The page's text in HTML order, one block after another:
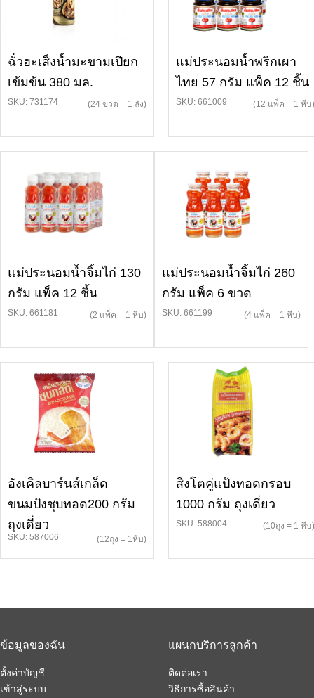
ฉั่วฮะเส็งน้ำมะขามเปียก
เข้มข้น 380 มล.
SKU: 731174 (24 ขวด = 1 ลัง)
แม่ประนอมน้ำพริกเผา
ไทย 57 กรัม แพ็ค 12 ชิ้น
SKU: 661009 (12 แพ็ค = 1 หีบ)
แม่ประนอมน้ำจิ้มไก่ 130
กรัม แพ็ค 12 ชิ้น
SKU: 661181 (2 แพ็ค = 1 หีบ)
แม่ประนอมน้ำจิ้มไก่ 260
กรัม แพ็ค 6 ขวด
SKU: 661199 (4 แพ็ค = 1 หีบ)
อังเคิลบาร์นส์เกล็ด
ขนมปังชุบทอด200 กรัม
ถุงเดี่ยว
SKU: 587006 (12ถุง = 1หีบ)
สิงโตคู่แป้งทอดกรอบ
1000 กรัม ถุงเดี่ยว
SKU: 588004 (10ถุง = 1 หีบ)
ข้อมูลของฉัน
ตั้งค่าบัญชี
เข้าสู่ระบบ
แผนกบริการลูกค้า
ติดต่อเรา
วิธีการซื้อสินค้า